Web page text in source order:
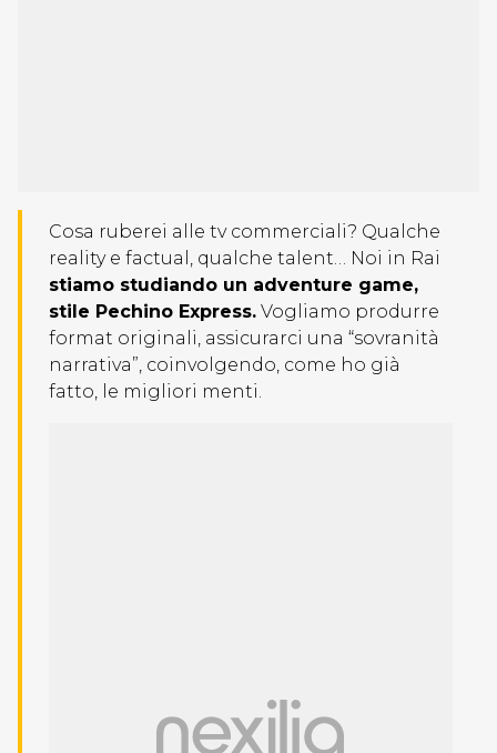
Cosa ruberei alle tv commerciali? Qualche
reality e factual, qualche talent… Noi in Rai
stiamo studiando un adventure game,
stile Pechino Express. Vogliamo produrre
format originali, assicurarci una “sovranità
narrativa”, coinvolgendo, come ho già
fatto, le migliori menti.